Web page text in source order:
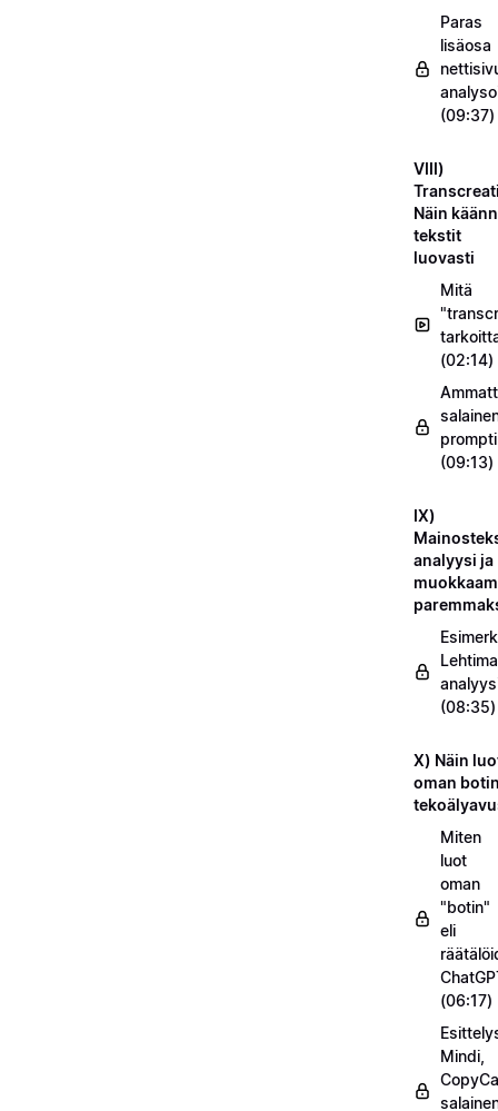
Paras
lisäosa
(09:37)
VIII)
Näin
tekstit
luovasti
Mitä
(02:14)
prompti
(09:13)
IX)
analyysi ja
(08:35)
X) Näin
oman
Miten
luot
oman
"botin"
eli
(06:17)
Mindi,